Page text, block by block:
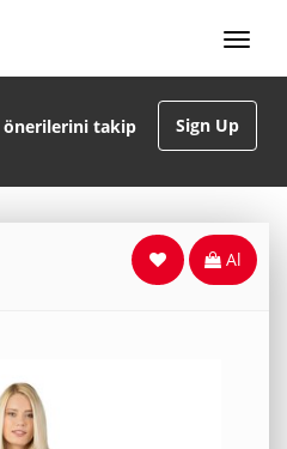
Sign Up
önerilerini takip
Al